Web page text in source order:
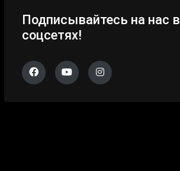
Подписывайтесь на нас в
соцсетях!